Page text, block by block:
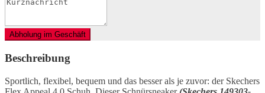
Abholung im Geschäft
Beschreibung
Sportlich, flexibel, bequem und das besser als je zuvor: der Skechers